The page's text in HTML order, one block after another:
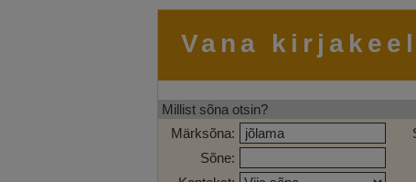
Vana
Millist sõna otsin?
Märksõna:
Sõne: